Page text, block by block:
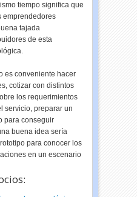
tiempo significa que
emprendedores
tajada
de esta
es conveniente hacer
cotizar con distintos
los requerimientos
servicio, preparar un
para conseguir
buena idea sería
para conocer los
en un escenario